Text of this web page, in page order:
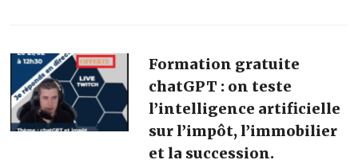
Formation gratuite
chatGPT : on teste
l’intelligence artificielle
sur l’impôt, l’immobilier
et la succession.